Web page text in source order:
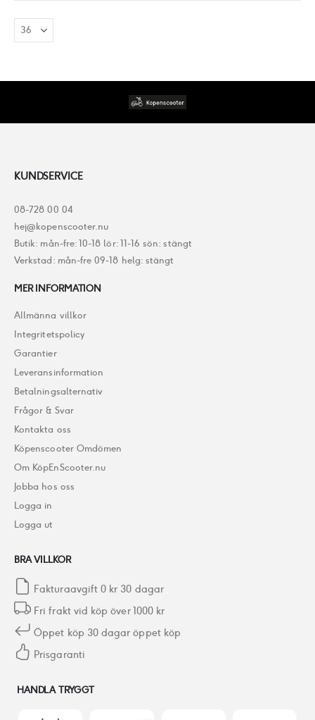
KUNDSERVICE
08-728 00 04
hej@kopenscooter.nu
Butik: mån-fre: 10-18 lör: 11-16 sön: stängt
Verkstad: mån-fre 09-18 helg: stängt
MER INFORMATION
Allmänna villkor
Integritetspolicy
Garantier
Leveransinformation
Betalningsalternativ
Frågor & Svar
Kontakta oss
Köpenscooter Omdömen
Om KöpEnScooter.nu
Jobba hos oss
Logga in
Logga ut
BRA VILLKOR
Fakturaavgift 0 kr 30 dagar
Fri frakt vid köp över 1000 kr
Öppet köp 30 dagar öppet köp
Prisgaranti
HANDLA TRYGGT